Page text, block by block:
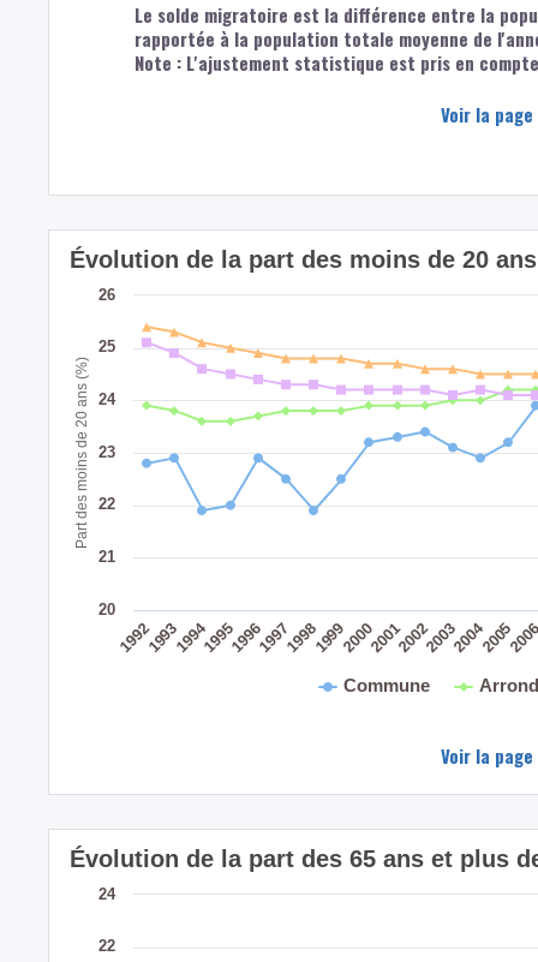
Le solde migratoire est la différence entre la
rapportée à la population totale moyenne de
Note : L'ajustement statistique est pris en
Voir la
Part des moins de 20 ans (%)
Évolution de la part des moins de 20
Commune
19921993199419951996199719981999200020012002200320042005
20
21
22
23
24
25
26
Voir la
Évolution de la part des 65 ans et plus
22
24